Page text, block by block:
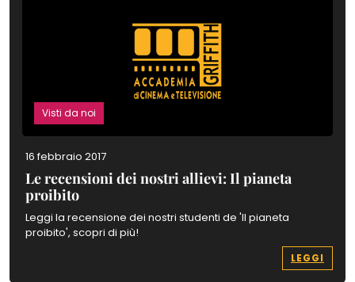
Visti da noi
16 febbraio 2017
Le recensioni dei nostri allievi: Il pianeta
proibito
Leggi la recensione dei nostri studenti de 'Il pianeta
proibito', scopri di più!
LEGGI